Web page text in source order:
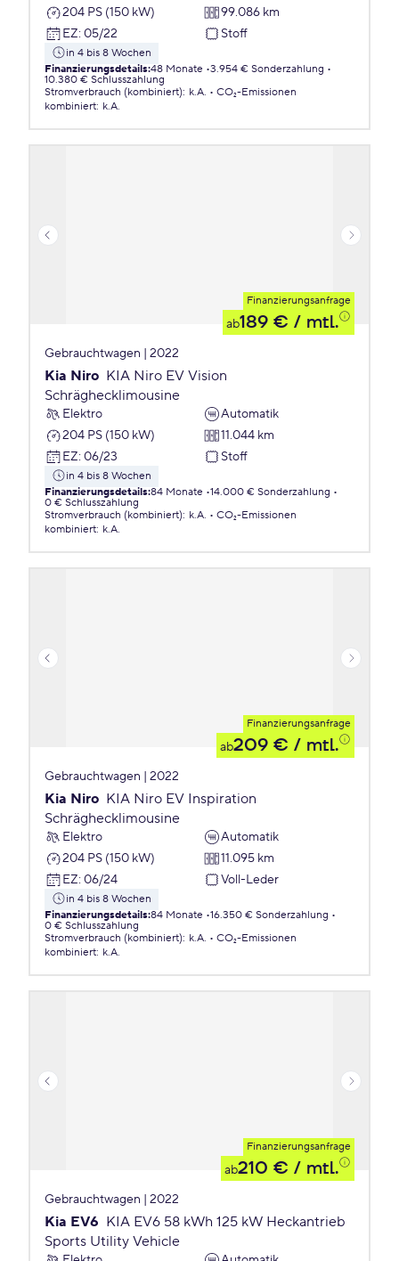
204 PS (150 kW)
99.086 km
EZ: 05/22 Stoff
in 4 bis 8 Wochen
Finanzierungsdetails:48 Monate 3.954 € Sonderzahlung
10.380 € Schlusszahlung
Stromverbrauch (kombiniert): k.A.
CO₂-Emissionen
kombiniert: k.A.
Finanzierungsanfrage
ab189 € / mtl.
Gebrauchtwagen | 2022
Kia Niro KIA Niro EV Vision
Schräghecklimousine
Elektro
Automatik
204 PS (150 kW)
11.044 km
EZ: 06/23 Stoff
in 4 bis 8 Wochen
Finanzierungsdetails:84 Monate 14.000 € Sonderzahlung
0 € Schlusszahlung
Stromverbrauch (kombiniert): k.A.
CO₂-Emissionen
kombiniert: k.A.
Finanzierungsanfrage
ab209 € / mtl.
Gebrauchtwagen | 2022
Kia Niro KIA Niro EV Inspiration
Schräghecklimousine
Elektro
Automatik
204 PS (150 kW)
11.095 km
EZ: 06/24 Voll-Leder
in 4 bis 8 Wochen
Finanzierungsdetails:84 Monate 16.350 € Sonderzahlung
0 € Schlusszahlung
Stromverbrauch (kombiniert): k.A.
CO₂-Emissionen
kombiniert: k.A.
Finanzierungsanfrage
ab210 € / mtl.
Gebrauchtwagen | 2022
Kia EV6 KIA EV6 58 kWh 125 kW Heckantrieb
Sports Utility Vehicle